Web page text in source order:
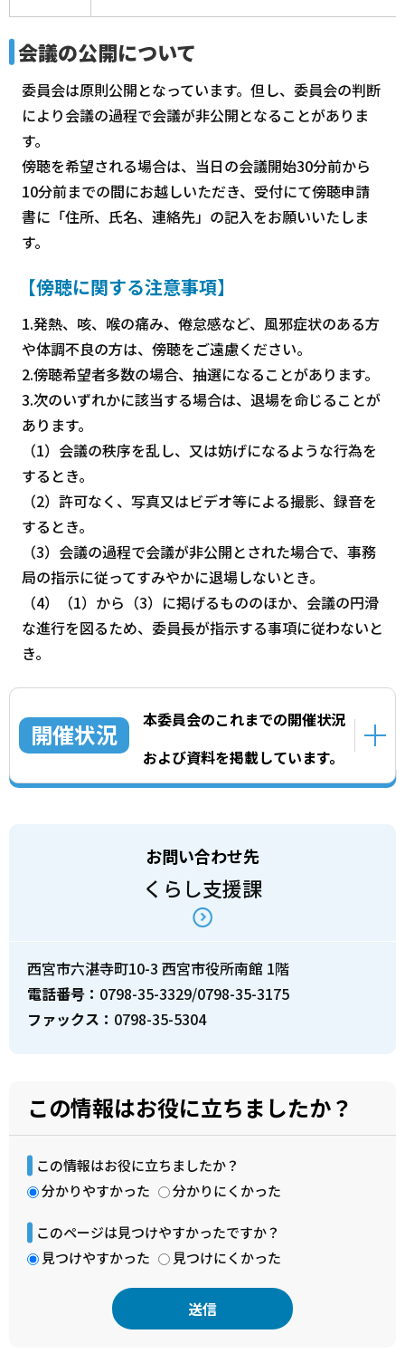
会議の公開について
委員会は原則公開となっています。但し、委員会の判断
により会議の過程で会議が非公開となることがありま
す。
傍聴を希望される場合は、当日の会議開始30分前から
10分前までの間にお越しいただき、受付にて傍聴申請
書に「住所、氏名、連絡先」の記入をお願いいたしま
す。
【傍聴に関する注意事項】
1.発熱、咳、喉の痛み、倦怠感など、風邪症状のある方
や体調不良の方は、傍聴をご遠慮ください。
2.傍聴希望者多数の場合、抽選になることがあります。
3.次のいずれかに該当する場合は、退場を命じることが
あります。
（1）会議の秩序を乱し、又は妨げになるような行為を
するとき。
（2）許可なく、写真又はビデオ等による撮影、録音を
するとき。
（3）会議の過程で会議が非公開とされた場合で、事務
局の指示に従ってすみやかに退場しないとき。
（4）（1）から（3）に掲げるもののほか、会議の円滑
な進行を図るため、委員長が指示する事項に従わないと
き。
開催状況
本委員会のこれまでの開催状況
および資料を掲載しています。
お問い合わせ先
くらし支援課
西宮市六湛寺町10-3 西宮市役所南館 1階
電話番号： 0798-35-3329/0798-35-3175
ファックス： 0798-35-5304
この情報はお役に立ちましたか？
この情報はお役に立ちましたか？
分かりやすかった
分かりにくかった
このページは見つけやすかったですか？
見つけやすかった
見つけにくかった